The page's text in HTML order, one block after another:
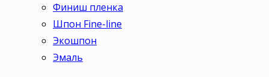
Финиш пленка
Шпон Fine-line
Экошпон
Эмаль